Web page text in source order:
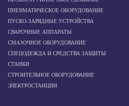
ПНЕВМАТИЧЕСКОЕ ОБОРУДОВАНИЕ
ПУСКО-ЗАРЯДНЫЕ УСТРОЙСТВА
СВАРОЧНЫЕ АППАРАТЫ
СМАЗОЧНОЕ ОБОРУДОВАНИЕ
СПЕЦОДЕЖДА И СРЕДСТВА ЗАЩИТЫ
СТАНКИ
СТРОИТЕЛЬНОЕ ОБОРУДОВАНИЕ
ЭЛЕКТРОСТАНЦИИ